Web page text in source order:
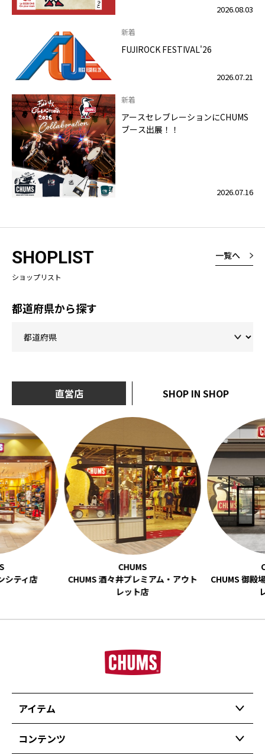
2026.08.03
新着
FUJIROCK FESTIVAL'26
2026.07.21
新着
アースセレブレーションにCHUMS
ブース出展！！
2026.07.16
SHOPLIST
ショップリスト
一覧へ
都道府県から探す
直営店 SHOP IN SHOP
シティ店
CHUMS 酒々井プレミアム・アウト
レット店
CHUMS 御殿
アイテム
コンテンツ